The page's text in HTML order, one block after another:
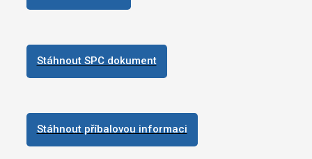
Stáhnout SPC dokument
Stáhnout příbalovou informaci